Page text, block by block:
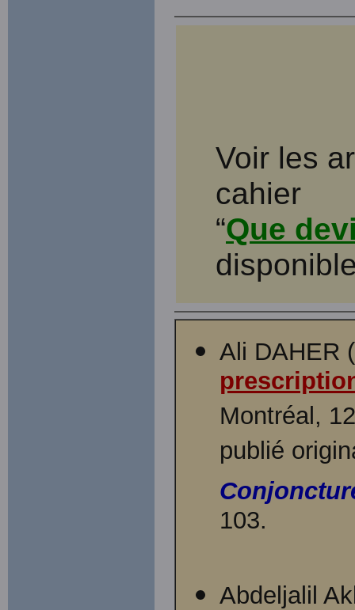
Voir les
cahier
“Que
Ali DAHER
Montréal,
publié
103.
Abdeljalil